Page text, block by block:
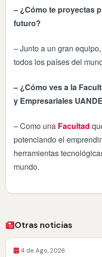
– ¿Cómo te proyectas
futuro?
– Junto a un gran
todos los países del
– ¿Cómo ves a la
y Empresariales
– Como una Facultad
potenciando el
herramientas
mundo.
Otras noticias
4 de Ago, 2026